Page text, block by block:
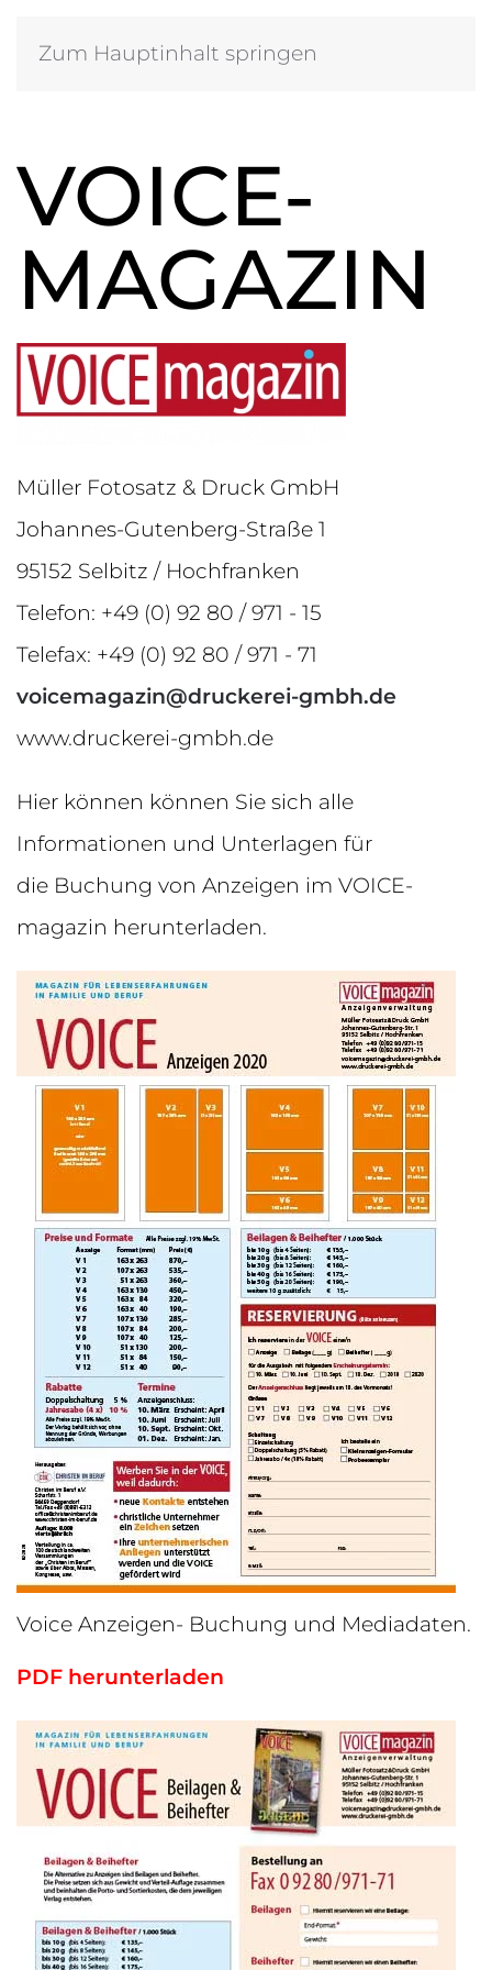
Zum Hauptinhalt springen
VOICE-
MAGAZIN
Müller Fotosatz & Druck GmbH
Johannes-Gutenberg-Straße 1
95152 Selbitz / Hochfranken
Telefon: +49 (0) 92 80 / 971 - 15
Telefax: +49 (0) 92 80 / 971 - 71
voicemagazin@druckerei-gmbh.de
www.druckerei-gmbh.de
Hier können können Sie sich alle
Informationen und Unterlagen für
die Buchung von Anzeigen im VOICE-
magazin herunterladen.
Voice Anzeigen- Buchung und Mediadaten.
PDF herunterladen